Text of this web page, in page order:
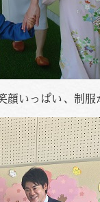
いっぱい、制服